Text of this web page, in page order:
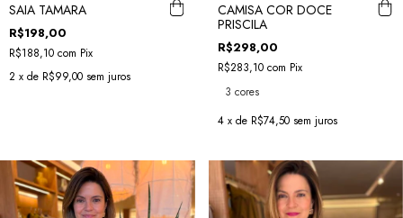
SAIA TAMARA
R$198,00
R$188,10 com Pix
2 x de R$99,00 sem juros
CAMISA COR DOCE
PRISCILA
R$298,00
R$283,10 com Pix
3 cores
4 x de R$74,50 sem juros